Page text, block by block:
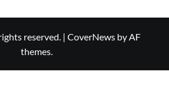
reserved. | CoverNews by AF
themes.